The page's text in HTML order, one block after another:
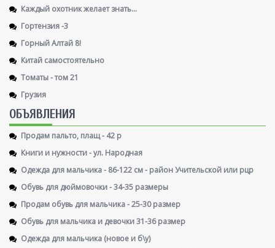
Каждый охотник желает знать...
Гортензия -3
Горный Алтай 8!
Китай самостоятельно
Томаты - том 21
Грузия
ОБЪЯВЛЕНИЯ
Продам пальто, плащ - 42 р
Книги и нужности - ул. Народная
Одежда для мальчика - 86-122 см - район Учительской или рцр
Обувь для дюймовочки - 34-35 размеры
Продам обувь для мальчика - 25-30 размер
Обувь для мальчика и девочки 31-36 размер
Одежда для мальчика (новое и б\у)